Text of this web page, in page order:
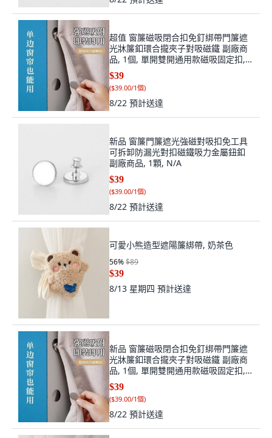
超值 窗簾磁吸閉合扣免釘綁帶門簾遮
光牀簾釦環合攏夾子對吸磁鐵 副廠商
品, 1個, 單開雙開通用款磁吸固定扣,2
顆磁吸扣+2張磁吸片 窗簾/浴簾通用
款, N/A
$39
($39.00/1個)
8/22 預計送達
新品 窗簾門簾遮光強磁對吸扣免工具
可拆卸防漏光對扣磁鐵吸力金屬鈕釦
副廠商品, 1顆, N/A
$39
($39.00/1個)
8/22 預計送達
可愛小熊造型遮陽簾綁帶, 奶茶色
56%$89
$39
8/13 星期四 預計送達
新品 窗簾磁吸閉合扣免釘綁帶門簾遮
光牀簾釦環合攏夾子對吸磁鐵 副廠商
品, 1個, 單開雙開通用款磁吸固定扣,2
顆磁吸扣+2張磁吸片 窗簾/浴簾通用
款, N/A
$39
($39.00/1個)
8/22 預計送達